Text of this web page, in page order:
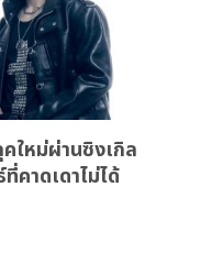
คใหม่ผ่านซิงเกิล
คาดเดาไม่ได้